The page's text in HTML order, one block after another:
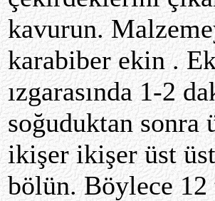
kavurun.
karabiber ekin .
ızgarasında 1-2
soğuduktan sonra
ikişer ikişer üst
bölün. Böylece 12